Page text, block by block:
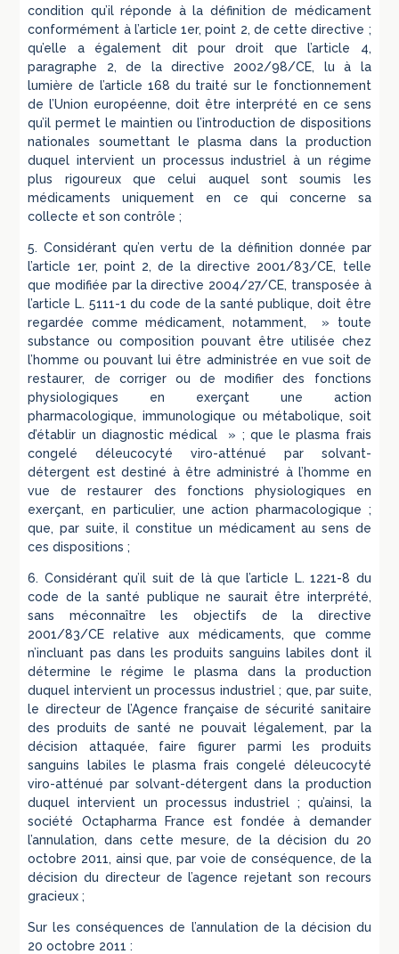
condition qu’il réponde à la définition de médicament
conformément à l’article 1er, point 2, de cette directive ;
qu’elle a également dit pour droit que l’article 4,
paragraphe 2, de la directive 2002/98/CE, lu à la
lumière de l’article 168 du traité sur le fonctionnement
de l’Union européenne, doit être interprété en ce sens
qu’il permet le maintien ou l’introduction de dispositions
nationales soumettant le plasma dans la production
duquel intervient un processus industriel à un régime
plus rigoureux que celui auquel sont soumis les
médicaments uniquement en ce qui concerne sa
collecte et son contrôle ;
5. Considérant qu’en vertu de la définition donnée par
l’article 1er, point 2, de la directive 2001/83/CE, telle
que modifiée par la directive 2004/27/CE, transposée à
l’article L. 5111-1 du code de la santé publique, doit être
regardée comme médicament, notamment, » toute
substance ou composition pouvant être utilisée chez
l’homme ou pouvant lui être administrée en vue soit de
restaurer, de corriger ou de modifier des fonctions
physiologiques en exerçant une action
pharmacologique, immunologique ou métabolique, soit
d’établir un diagnostic médical » ; que le plasma frais
congelé déleucocyté viro-atténué par solvant-
détergent est destiné à être administré à l’homme en
vue de restaurer des fonctions physiologiques en
exerçant, en particulier, une action pharmacologique ;
que, par suite, il constitue un médicament au sens de
ces dispositions ;
6. Considérant qu’il suit de là que l’article L. 1221-8 du
code de la santé publique ne saurait être interprété,
sans méconnaître les objectifs de la directive
2001/83/CE relative aux médicaments, que comme
n’incluant pas dans les produits sanguins labiles dont il
détermine le régime le plasma dans la production
duquel intervient un processus industriel ; que, par suite,
le directeur de l’Agence française de sécurité sanitaire
des produits de santé ne pouvait légalement, par la
décision attaquée, faire figurer parmi les produits
sanguins labiles le plasma frais congelé déleucocyté
viro-atténué par solvant-détergent dans la production
duquel intervient un processus industriel ; qu’ainsi, la
société Octapharma France est fondée à demander
l’annulation, dans cette mesure, de la décision du 20
octobre 2011, ainsi que, par voie de conséquence, de la
décision du directeur de l’agence rejetant son recours
gracieux ;
Sur les conséquences de l’annulation de la décision du
20 octobre 2011 :